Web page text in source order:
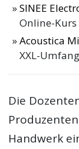
SINEE
Online-
Acoustica
XXL-Umfang
Die
Handwerk